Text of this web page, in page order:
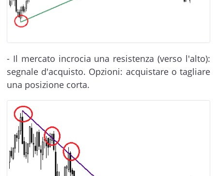
- Il mercato incrocia una resistenza (verso l'alto):
segnale d'acquisto. Opzioni: acquistare o tagliare
una posizione corta.